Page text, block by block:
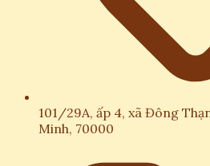
101/29A, ấp 4, xã Đông
Minh, 70000